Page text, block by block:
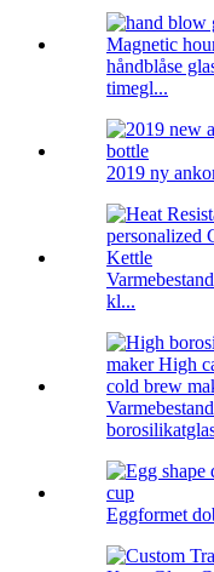
håndblåse
timegl...
2019 ny
kl...
Eggformet